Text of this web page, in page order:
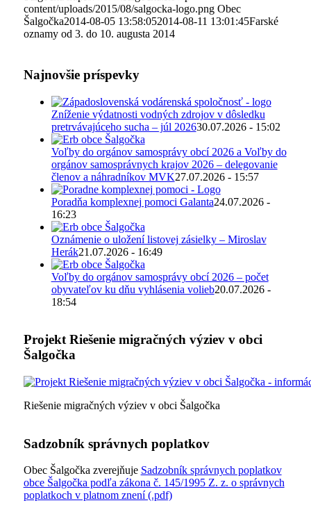
content/uploads/2015/08/salgocka-logo.png Obec
Šalgočka2014-08-05 13:58:052014-08-11 13:01:45Farské
oznamy od 3. do 10. augusta 2014
Najnovšie príspevky
Zníženie výdatnosti vodných zdrojov v dôsledku
pretrvávajúceho sucha – júl 202630.07.2026 - 15:02
Voľby do orgánov samosprávy obcí 2026 a Voľby do
orgánov samosprávnych krajov 2026 – delegovanie
členov a náhradníkov MVK27.07.2026 - 15:57
Poradňa komplexnej pomoci Galanta24.07.2026 -
16:23
Oznámenie o uložení listovej zásielky – Miroslav
Herák21.07.2026 - 16:49
Voľby do orgánov samosprávy obcí 2026 – počet
obyvateľov ku dňu vyhlásenia volieb20.07.2026 -
18:54
Projekt Riešenie migračných výziev v obci
Šalgočka
Riešenie migračných výziev v obci Šalgočka
Sadzobník správnych poplatkov
Obec Šalgočka zverejňuje Sadzobník správnych poplatkov
obce Šalgočka podľa zákona č. 145/1995 Z. z. o správnych
poplatkoch v platnom znení (.pdf)